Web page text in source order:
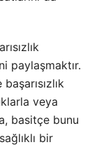
paylaşmaktır.
veya
basitçe bunu
bir